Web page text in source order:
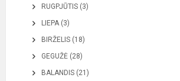
RUGPJŪTIS (3)
LIEPA (3)
BIRŽELIS (18)
GEGUŽĖ (28)
BALANDIS (21)